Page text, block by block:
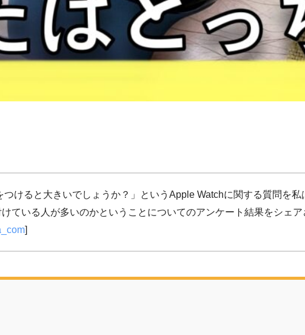
つけると大きいでしょうか？」というApple Watchに関する質問を
ている人が多いのかということについてのアンケート結果をシェ
]